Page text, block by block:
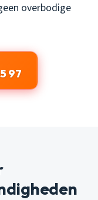
overbodige
97